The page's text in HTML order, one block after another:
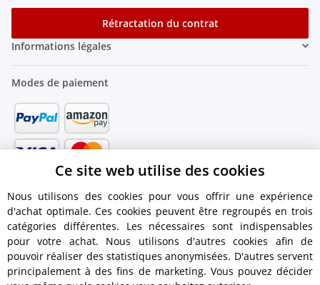
Rétractation du contrat
Informations légales
Modes de paiement
Ce site web utilise des cookies
Nous utilisons des cookies pour vous offrir une expérience
d'achat optimale. Ces cookies peuvent être regroupés en trois
catégories différentes. Les nécessaires sont indispensables
pour votre achat. Nous utilisons d'autres cookies afin de
pouvoir réaliser des statistiques anonymisées. D'autres servent
principalement à des fins de marketing. Vous pouvez décider